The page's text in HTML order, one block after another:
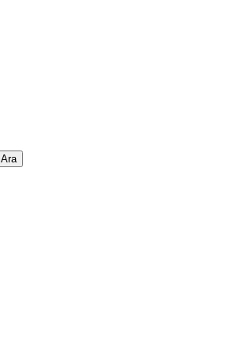
Ara